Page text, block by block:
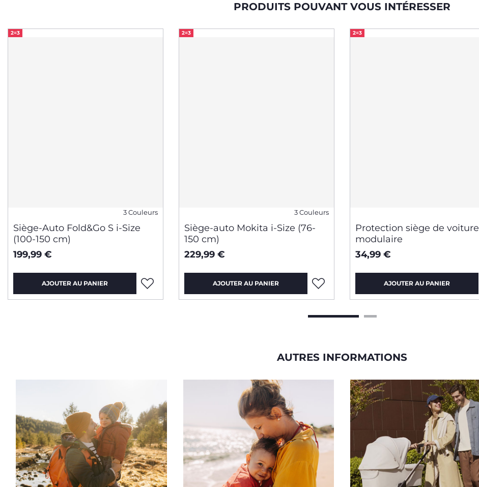
PRODUITS POUVANT VOUS INTÉRESSER
2=3
3 Couleurs
Siège-Auto Fold&Go S i-Size
(100-150 cm)
199,99 €
AJOUTER AU PANIER
2=3
3 Couleurs
Siège-auto Mokita i-Size (76-
150 cm)
229,99 €
AJOUTER AU PANIER
2=3
Protection siège de voiture
modulaire
34,99 €
AJOUTER AU PANIER
AUTRES INFORMATIONS